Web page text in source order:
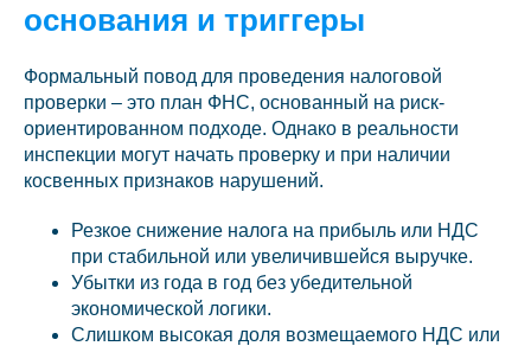
основания и триггеры
Формальный повод для проведения налоговой
проверки – это план ФНС, основанный на риск-
ориентированном подходе. Однако в реальности
инспекции могут начать проверку и при наличии
косвенных признаков нарушений.
Резкое снижение налога на прибыль или НДС
при стабильной или увеличившейся выручке.
Убытки из года в год без убедительной
экономической логики.
Слишком высокая доля возмещаемого НДС или